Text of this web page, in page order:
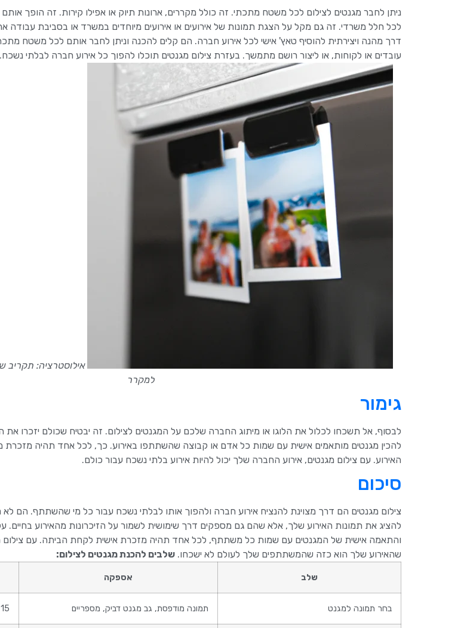
ניתן לחבר מגנטים לצילום לכל משטח מתכתי. זה כולל מקררים, ארונות תיוק או אפילו קירות. זה הופך
לכל חלל משרדי. זה גם מקל על הצגת תמונות של אירועים או אירועים מיוחדים במשרד או בסביבת עבודה
דרך מהנה ויצירתית להוסיף טאץ' אישי לכל אירוע חברה. הם קלים להכנה וניתן לחבר אותם לכל משטח
עובדים או לקוחות, או ליצור רושם מתמשך. בעזרת צילום מגנטים תוכלו להפוך כל אירוע חברה לבלתי נשכח.
אילוסטרציה: תקריב
למקרר
גימור
לבסוף, אל תשכחו לכלול את הלוגו או מיתוג החברה שלכם על המגנטים לצילום. זה יבטיח שכולם יזכרו את
להכין מגנטים מותאמים אישית עם שמות כל אדם או קבוצה שהשתתפו באירוע. כך, לכל אחד תהיה מזכרת
האירוע. עם צילום מגנטים, אירוע החברה שלך יכול להיות אירוע בלתי נשכח עבור כולם.
סיכום
צילום מגנטים הם דרך מצוינת להנציח אירוע חברה ולהפוך אותו לבלתי נשכח עבור כל מי שהשתתף. הם לא
להציג את תמונות האירוע שלך, אלא שהם גם מספקים דרך שימושית לשמור על הזיכרונות מהאירוע בחיים.
והתאמה אישית של המגנטים עם שמות כל משתתף, לכל אחד תהיה מזכרת אישית לקחת הביתה. עם צילום
שהאירוע שלך הוא כזה שהמשתתפים שלך לעולם לא ישכחו. שלבים להכנת מגנטים לצילום:
שלב אספקה
בחר תמונה למגנט תמונה מודפסת, גב מגנט דביק, מספריים 15 דקות